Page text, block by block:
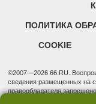
ПОЛИТИКА
COOKIE
©2007—2026 66.RU.
сведения размещенных на
правообладателя